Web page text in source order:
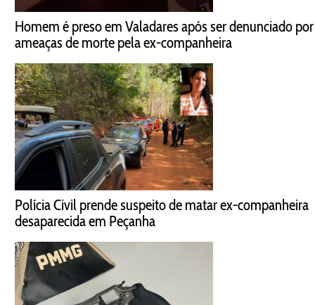
Homem é preso em Valadares após ser denunciado por
ameaças de morte pela ex-companheira
Polícia Civil prende suspeito de matar ex-companheira
desaparecida em Peçanha